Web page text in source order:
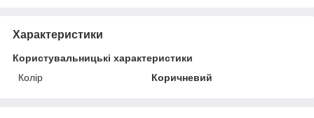
Характеристики
Користувальницькі характеристики
Колір
Коричневий